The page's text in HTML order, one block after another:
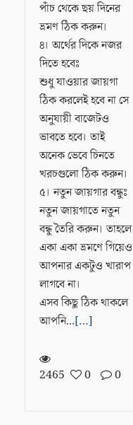
পাঁচ থেকে ছয় দিনের
ভ্রমণ ঠিক করুন।
৪। অর্থের দিকে নজর
দিতে হবেঃ
শুধু যাওয়ার জায়গা
ঠিক করলেই হবে না সে
অনুযায়ী বাজেটও
ভাবতে হবে। তাই
অনেক ভেবে চিনতে
খরচগুলো ঠিক করুন।
৫। নতুন জায়গার বন্ধুঃ
নতুন জায়গাতে নতুন
বন্ধু তৈরি করুন। তাহলে
একা একা ভ্রমণে গিয়েও
আপনার একটুও খারাপ
লাগবে না।
এসব কিছু ঠিক থাকলে
আপনি...[…]
2465 0 0